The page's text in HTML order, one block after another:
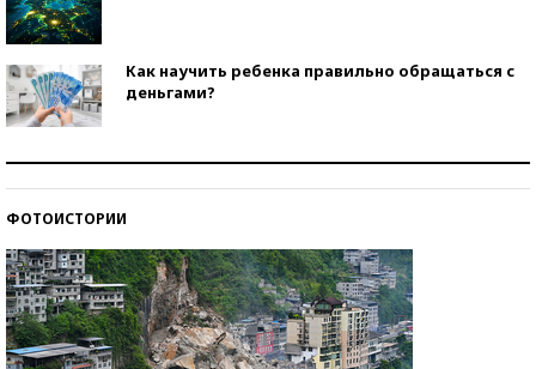
Как научить ребенка правильно обращаться с
деньгами?
ФОТОИСТОРИИ